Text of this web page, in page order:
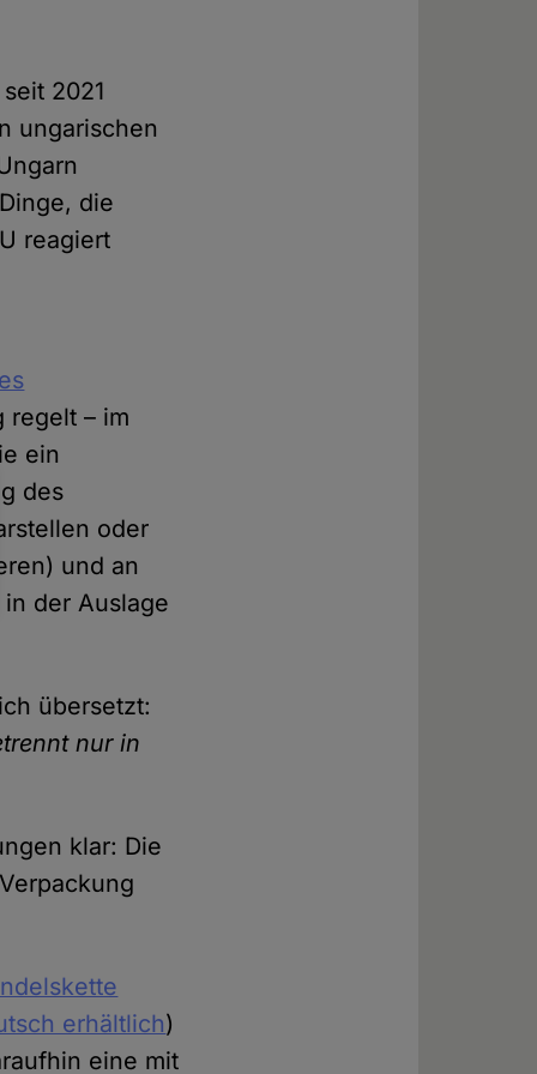
2021
ungarischen
die
reagiert
regelt – im
ein
des
oder
und an
der Auslage
übersetzt:
nur in
klar: Die
erhältlich)
eine mit